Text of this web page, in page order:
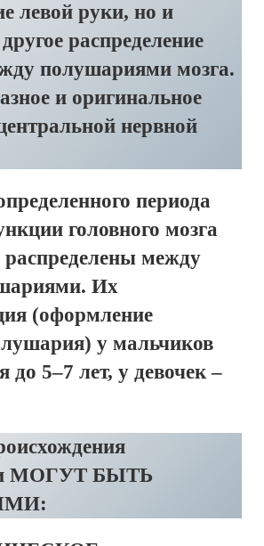
левой руки, но и
распределение
полушариями мозга.
и оригинальное
нервной
периода
головного мозга
между
Их
(оформление
у мальчиков
до 5–7 лет, у девочек –
МОГУТ БЫТЬ